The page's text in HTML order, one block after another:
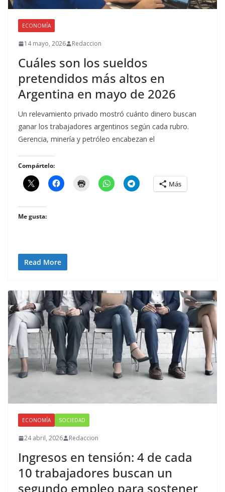
ECONOMÍA
14 mayo, 2026 Redaccion
Cuáles son los sueldos
pretendidos más altos en
Argentina en mayo de 2026
Un relevamiento privado mostró cuánto dinero buscan
ganar los trabajadores argentinos según cada rubro.
Gerencia, minería y petróleo encabezan el
Compártelo:
Más
Me gusta:
Read More
ECONOMÍA SOCIEDAD
24 abril, 2026 Redaccion
Ingresos en tensión: 4 de cada
10 trabajadores buscan un
segundo empleo para sostener